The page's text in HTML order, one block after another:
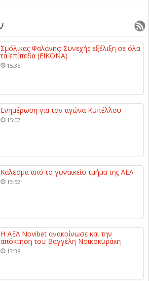
Σμόλικας Φαλάνης: Συνεχής εξέλιξη σε όλα
τα επίπεδα (ΕΙΚΟΝΑ)
15:38
Ενημέρωση για τον αγώνα Κυπέλλου
15:07
Κάλεσμα από το γυναικείο τμήμα της ΑΕΛ
13:52
Η ΑΕΛ Novibet ανακοίνωσε και την
απόκτηση του Βαγγέλη Νοικοκυράκη
13:38